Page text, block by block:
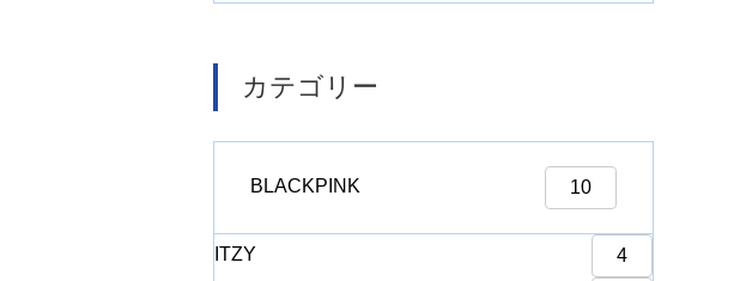
カテゴリー
BLACKPINK 10
ITZY 4